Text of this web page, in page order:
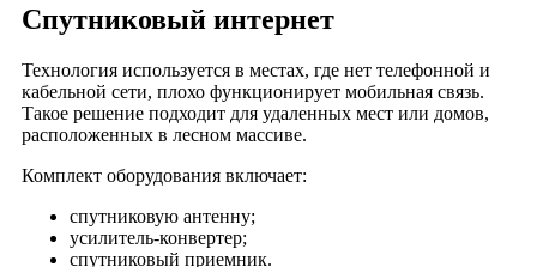
деревня Плота
деревня Спасское
деревня Устка
деревня Филино
деревня Бахмутово
железнодорожная станция Занозная
деревня Лощихино
Спутниковый интернет
Технология используется в местах, где нет телефонной и
кабельной сети, плохо функционирует мобильная связь.
Такое решение подходит для удаленных мест или домов,
расположенных в лесном массиве.
Комплект оборудования включает:
спутниковую антенну;
усилитель-конвертер;
спутниковый приемник.